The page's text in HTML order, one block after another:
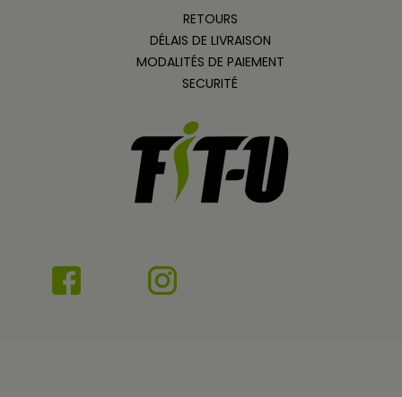
RETOURS
DÉLAIS DE LIVRAISON
MODALITÉS DE PAIEMENT
SECURITÉ